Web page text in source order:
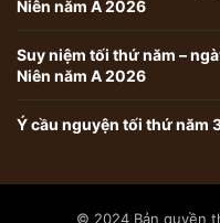
Niên năm A 2026
Suy niệm tối thứ năm –
Niên năm A 2026
Ý cầu nguyện tối thứ năm
© 2024 Bản quyền